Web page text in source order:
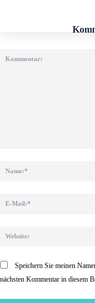
Speichern Sie meinen
nächsten Kommentar in diesem